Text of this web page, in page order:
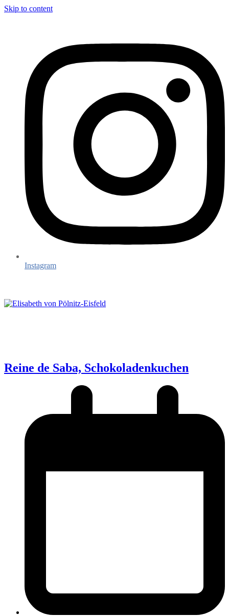
Skip to content
Instagram
Reine de Saba, Schokoladenkuchen